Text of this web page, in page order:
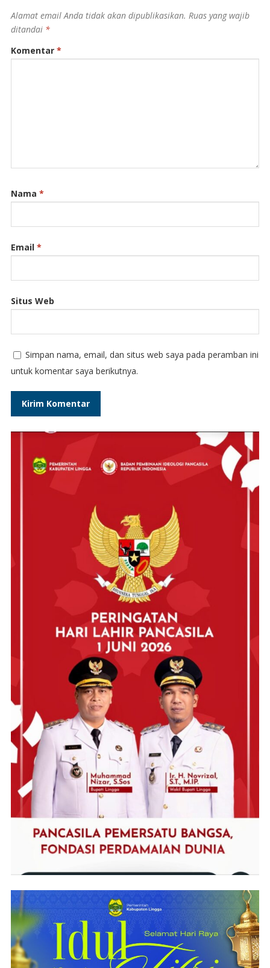
Alamat email Anda tidak akan dipublikasikan. Ruas yang wajib
ditandai *
Komentar *
Nama *
Email *
Situs Web
Simpan nama, email, dan situs web saya pada peramban ini
untuk komentar saya berikutnya.